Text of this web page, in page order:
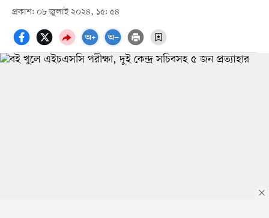
প্রকাশ: ০৮ জুলাই ২০২৪, ১৫: ৫৪